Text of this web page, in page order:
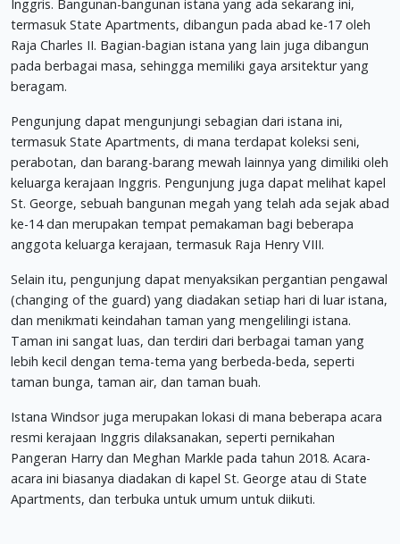
Inggris. Bangunan-bangunan istana yang ada sekarang ini,
termasuk State Apartments, dibangun pada abad ke-17 oleh
Raja Charles II. Bagian-bagian istana yang lain juga dibangun
pada berbagai masa, sehingga memiliki gaya arsitektur yang
beragam.
Pengunjung dapat mengunjungi sebagian dari istana ini,
termasuk State Apartments, di mana terdapat koleksi seni,
perabotan, dan barang-barang mewah lainnya yang dimiliki oleh
keluarga kerajaan Inggris. Pengunjung juga dapat melihat kapel
St. George, sebuah bangunan megah yang telah ada sejak abad
ke-14 dan merupakan tempat pemakaman bagi beberapa
anggota keluarga kerajaan, termasuk Raja Henry VIII.
Selain itu, pengunjung dapat menyaksikan pergantian pengawal
(changing of the guard) yang diadakan setiap hari di luar istana,
dan menikmati keindahan taman yang mengelilingi istana.
Taman ini sangat luas, dan terdiri dari berbagai taman yang
lebih kecil dengan tema-tema yang berbeda-beda, seperti
taman bunga, taman air, dan taman buah.
Istana Windsor juga merupakan lokasi di mana beberapa acara
resmi kerajaan Inggris dilaksanakan, seperti pernikahan
Pangeran Harry dan Meghan Markle pada tahun 2018. Acara-
acara ini biasanya diadakan di kapel St. George atau di State
Apartments, dan terbuka untuk umum untuk diikuti.